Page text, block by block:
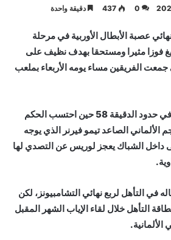
0
437 دقيقة واحدة
عصبة الأبطال الأوربية في مرحلة
فوزا مثيرا ومستحقا بهدف نظيف على
جمعت الفريقين مساء يومه الأربعاء بملعب
هدف المباراة الوحيد جاء في حدود الدقيقة 58 حين احتسب الحكم
الألماني الصاعد تيمو فيرنر الذي يوجه
داخل الشباك يعجز لوريس عن التصدي لها
في التأهل لربع نهائي التشامبيونز، لكن
التأهل خلال لقاء الإياب الشهر المقبل